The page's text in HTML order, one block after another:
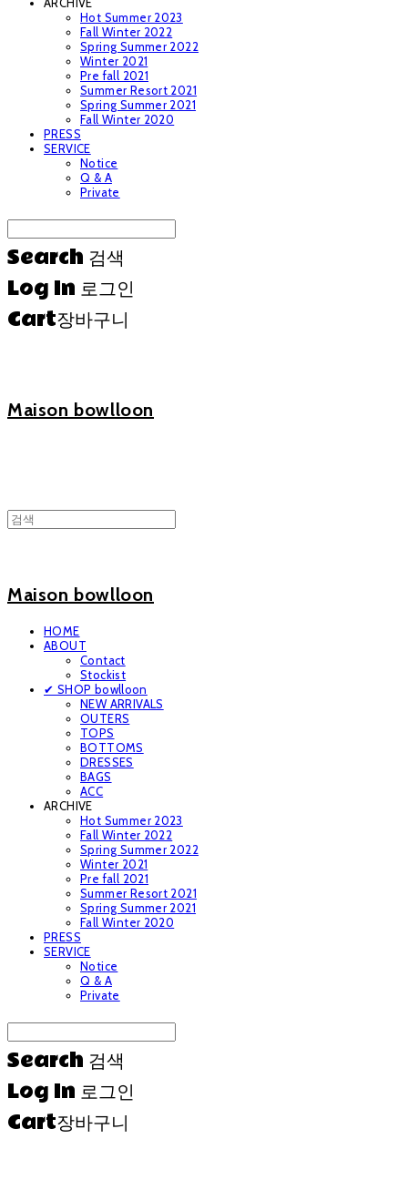
Hot Summer 2023
Fall Winter 2022
Spring Summer 2022
Winter 2021
Pre fall 2021
Summer Resort 2021
Spring Summer 2021
Fall Winter 2020
PRESS
SERVICE
Notice
Q & A
Private
Search 검색
Log In 로그인
Cart장바구니
Maison bowlloon
Maison bowlloon
HOME
ABOUT
Contact
Stockist
✔ SHOP bowlloon
NEW ARRIVALS
OUTERS
TOPS
BOTTOMS
DRESSES
BAGS
ACC
ARCHIVE
Hot Summer 2023
Fall Winter 2022
Spring Summer 2022
Winter 2021
Pre fall 2021
Summer Resort 2021
Spring Summer 2021
Fall Winter 2020
PRESS
SERVICE
Notice
Q & A
Private
Search 검색
Log In 로그인
Cart장바구니